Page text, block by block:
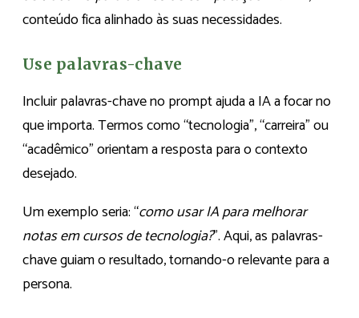
conteúdo fica alinhado às suas necessidades.
Use palavras-chave
Incluir palavras-chave no prompt ajuda a IA a focar no
que importa. Termos como “tecnologia”, “carreira” ou
“acadêmico” orientam a resposta para o contexto
desejado.
Um exemplo seria: “como usar IA para melhorar
notas em cursos de tecnologia?”. Aqui, as palavras-
chave guiam o resultado, tornando-o relevante para a
persona.